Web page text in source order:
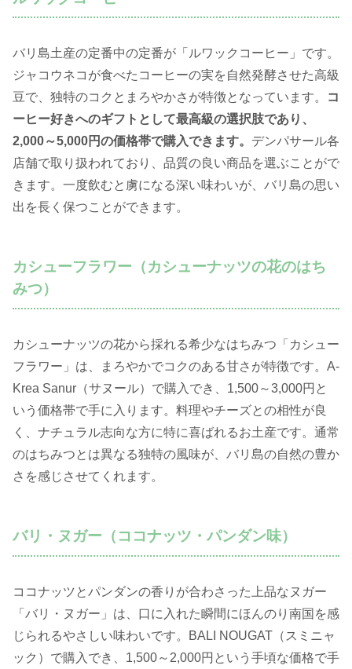
バリ島土産の定番中の定番が「ルワックコーヒー」です。
ジャコウネコが食べたコーヒーの実を自然発酵させた高級
豆で、独特のコクとまろやかさが特徴となっています。
コ
ーヒー好きへのギフトとして最高級の選択肢であり、
2,000～5,000円の価格帯で購入できます。 デンパサール各
店舗で取り扱われており、品質の良い商品を選ぶことがで
きます。一度飲むと虜になる深い味わいが、バリ島の思い
出を長く保つことができます。
カシューフラワー（カシューナッツの花のはち
みつ）
カシューナッツの花から採れる希少なはちみつ「カシュー
フラワー」は、まろやかでコクのある甘さが特徴です。A-
Krea Sanur（サヌール）で購入でき、1,500～3,000円と
いう価格帯で手に入ります。料理やチーズとの相性が良
く、ナチュラル志向な方に特に喜ばれるお土産です。通常
のはちみつとは異なる独特の風味が、バリ島の自然の豊か
さを感じさせてくれます。
バリ・ヌガー（ココナッツ・パンダン味）
ココナッツとパンダンの香りが合わさった上品なヌガー
「バリ・ヌガー」は、口に入れた瞬間にほんのり南国を感
じられるやさしい味わいです。BALI NOUGAT（スミニャ
ック）で購入でき、1,500～2,000円という手頃な価格で手